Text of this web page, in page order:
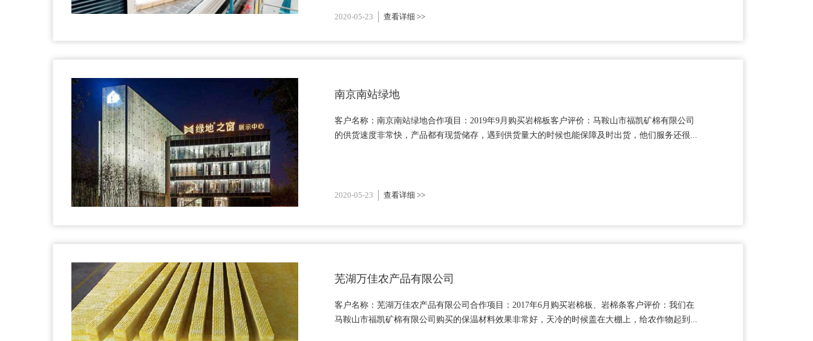
2020-05-23 查看详细 >>
南京南站绿地
客户名称：南京南站绿地合作项目：2019年9月购买岩棉板客户评价：马鞍山市福凯矿棉有限公司
的供货速度非常快，产品都有现货储存，遇到供货量大的时候也能保障及时出货，他们服务还很...
2020-05-23 查看详细 >>
芜湖万佳农产品有限公司
客户名称：芜湖万佳农产品有限公司合作项目：2017年6月购买岩棉板、岩棉条客户评价：我们在
马鞍山市福凯矿棉有限公司购买的保温材料效果非常好，天冷的时候盖在大棚上，给农作物起到...